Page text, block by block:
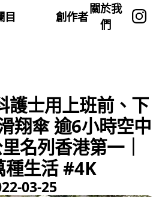
目 創作者
關於我
們
士用上班前、下
翔傘 逾6小時空中
名列香港第一｜
生活 #4K
03-25